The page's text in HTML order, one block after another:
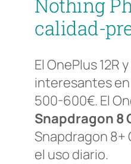
Nothing
calidad-
El OnePlus
interesantes en
500-600€. El
Snapdragon 8
Snapdragon 8+
el uso diario.